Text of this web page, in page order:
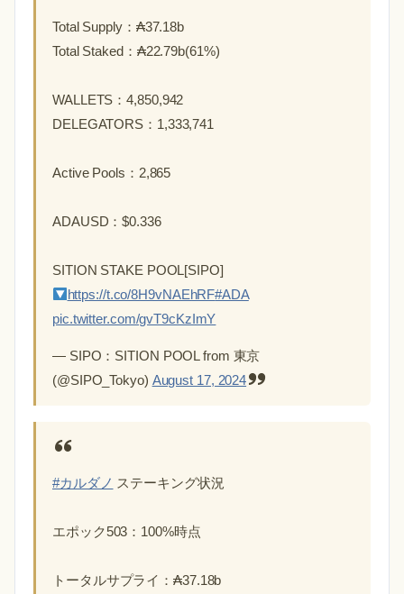
Total Supply：₳37.18b
Total Staked：₳22.79b(61%)
WALLETS：4,850,942
DELEGATORS：1,333,741
Active Pools：2,865
ADAUSD：$0.336
SITION STAKE POOL[SIPO]
https://t.co/8H9vNAEhRF#ADA
pic.twitter.com/gvT9cKzImY
— SIPO：SITION POOL from 東京
(@SIPO_Tokyo) August 17, 2024
#カルダノ ステーキング状況
エポック503：100%時点
トータルサプライ：₳37.18b